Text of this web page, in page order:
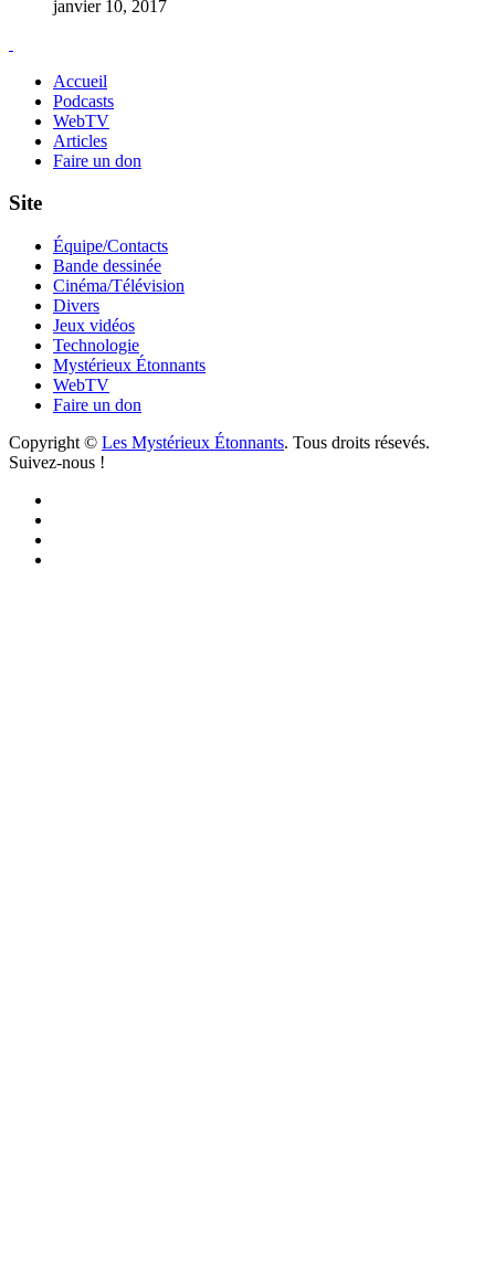
janvier 10, 2017
Accueil
Podcasts
WebTV
Articles
Faire un don
Site
Équipe/Contacts
Bande dessinée
Cinéma/Télévision
Divers
Jeux vidéos
Technologie
Mystérieux Étonnants
WebTV
Faire un don
Copyright © Les Mystérieux Étonnants. Tous droits résevés.
Suivez-nous !